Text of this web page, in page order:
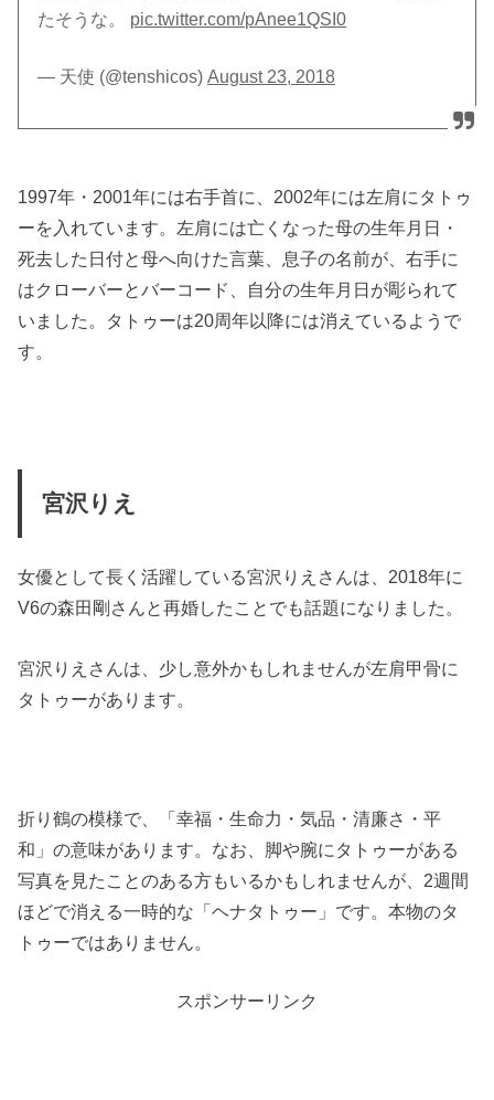
たそうな。 pic.twitter.com/pAnee1QSI0
— 天使 (@tenshicos)August 23, 2018
1997年・2001年には右手首に、2002年には左肩にタトゥ
ーを入れています。左肩には亡くなった母の生年月日・
死去した日付と母へ向けた言葉、息子の名前が、右手に
はクローバーとバーコード、自分の生年月日が彫られて
いました。タトゥーは20周年以降には消えているようで
す。
宮沢りえ
女優として長く活躍している宮沢りえさんは、2018年に
V6の森田剛さんと再婚したことでも話題になりました。
宮沢りえさんは、少し意外かもしれませんが左肩甲骨に
タトゥーがあります。
折り鶴の模様で、「幸福・生命力・気品・清廉さ・平
和」の意味があります。なお、脚や腕にタトゥーがある
写真を見たことのある方もいるかもしれませんが、2週間
ほどで消える一時的な「ヘナタトゥー」です。本物のタ
トゥーではありません。
スポンサーリンク